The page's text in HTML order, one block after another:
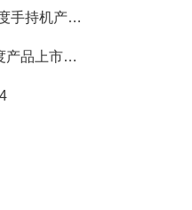
品上市公告
上市公告